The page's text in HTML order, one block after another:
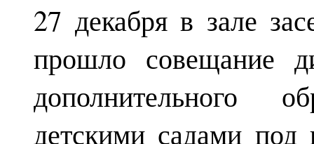
27 декабря в зале
прошло совещание
дополнительного
детскими садами под